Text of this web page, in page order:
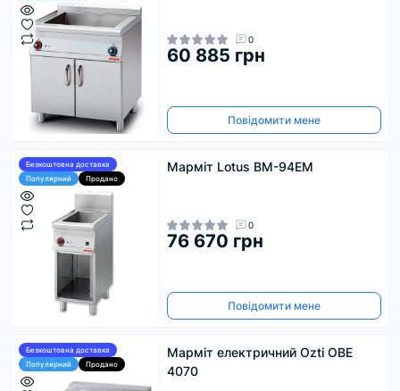
0
60 885 грн
Повідомити мене
Безкоштовна доставка
Популярний
Продано
Марміт Lotus BM-94EM
0
76 670 грн
Повідомити мене
Безкоштовна доставка
Популярний
Продано
Марміт електричний Ozti OBE
4070